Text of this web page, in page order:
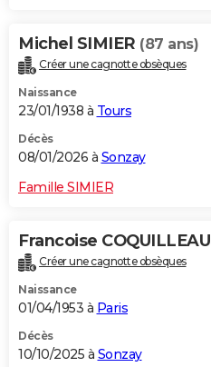
Carte de Noël
Carte Bonne année
Carte Saint-Valentin
Carte Pâques
Carte d'anniversaire
DICTIONNAIRE
Dictionnaire
Biographies
Citations
Expressions
Proverbes
PROGRAMME TV
S'inscrire
Se connecter
Lycées
Collèges
Primaires
Universités
Entreprises
Service militaire
Avis de recherche
AVIS DE DÉCÈS
FORUM
Michel SIMIER (87 ans)
Créer une cagnotte obsèques
Naissance
23/01/1938 à Tours
Décès
08/01/2026 à Sonzay
Famille SIMIER
Francoise COQUILLEAU
Créer une cagnotte obsèques
Naissance
01/04/1953 à Paris
Décès
10/10/2025 à Sonzay